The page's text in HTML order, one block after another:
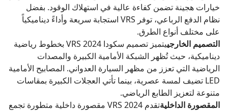
خيارات هجينة تضمن كفاءة عالية في استهلاك الوقود. بفضل
نظام الدفع الرباعي، توفر VRS استجابة سريعة وأداءً ديناميكياً
على مختلف أنواع الطرق.
التصميم الخارجي
يتميز تصميم سكودا VRS 2024 بخطوط رياضية
ديناميكية، حيث تُظهر الشبكة الأمامية الكبيرة والمصدات
الرياضية التي تعزز من مظهر السيارة العدواني. المصابيح الأمامية
LED تضيف لمسة عصرية، بينما تأتي العجلات الكبيرة بمقاسات
متنوعة لتعزيز الطابع الرياضي.
المقصورة الداخلية
تقدم VRS 2024 مقصورة داخلية متطورة تجمع